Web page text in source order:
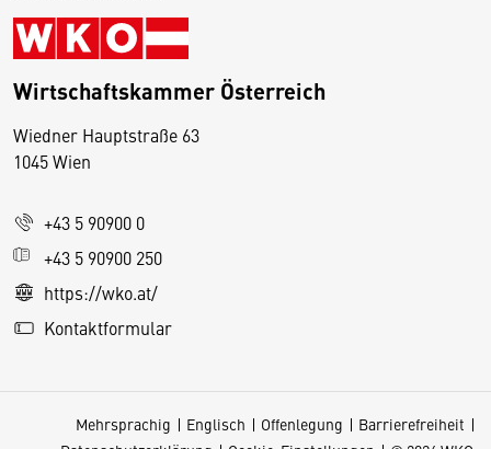
Wirtschaftskammer Österreich
Wiedner Hauptstraße 63
1045 Wien
+43 5 90900 0
+43 5 90900 250
https://wko.at/
Kontaktformular
Mehrsprachig Englisch Offenlegung
Barrierefreiheit
D
s
e
S
e